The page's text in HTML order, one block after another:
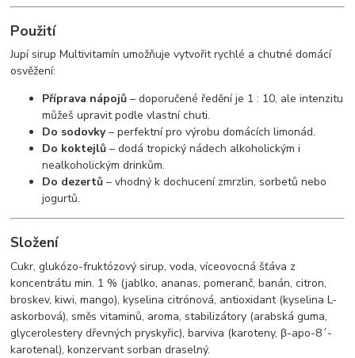
Použití
Jupí sirup Multivitamín umožňuje vytvořit rychlé a chutné domácí
osvěžení:
Příprava nápojů – doporučené ředění je 1 : 10, ale intenzitu
můžeš upravit podle vlastní chuti.
Do sodovky– perfektní pro výrobu domácích limonád.
Do koktejlů – dodá tropický nádech alkoholickým i
nealkoholickým drinkům.
Do dezertů – vhodný k dochucení zmrzlin, sorbetů nebo
jogurtů.
Složení
Cukr, glukózo-fruktózový sirup, voda, víceovocná šťáva z
koncentrátu min. 1 % (jablko, ananas, pomeranč, banán, citron,
broskev, kiwi, mango), kyselina citrónová, antioxidant (kyselina L-
askorbová), směs vitaminů, aroma, stabilizátory (arabská guma,
glycerolestery dřevných pryskyřic), barviva (karoteny, β-apo-8´-
karotenal), konzervant sorban draselný.